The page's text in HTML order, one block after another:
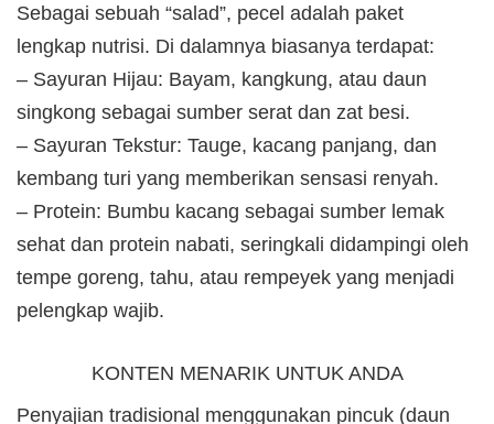
Sebagai sebuah “salad”, pecel adalah paket
lengkap nutrisi. Di dalamnya biasanya terdapat:
– Sayuran Hijau: Bayam, kangkung, atau daun
singkong sebagai sumber serat dan zat besi.
– Sayuran Tekstur: Tauge, kacang panjang, dan
kembang turi yang memberikan sensasi renyah.
– Protein: Bumbu kacang sebagai sumber lemak
sehat dan protein nabati, seringkali didampingi oleh
tempe goreng, tahu, atau rempeyek yang menjadi
pelengkap wajib.
KONTEN MENARIK UNTUK ANDA
Penyajian tradisional menggunakan pincuk (daun